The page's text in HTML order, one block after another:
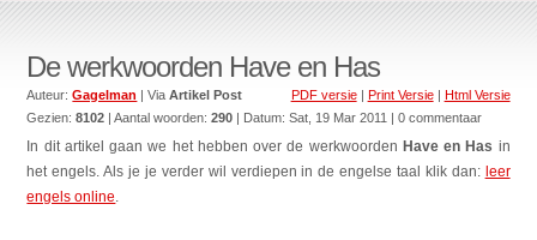
De werkwoorden Have en Has
PDF versie| Print Versie| Html Versie
Auteur:Gagelman | ViaArtikel Post
Gezien:8102 | Aantal woorden:290 | Datum:Sat, 19 Mar 2011 | 0 commentaar
In dit artikel gaan we het hebben over de werkwoorden Have en Has in
het engels. Als je je verder wil verdiepen in de engelse taal klik dan: leer
engels online.